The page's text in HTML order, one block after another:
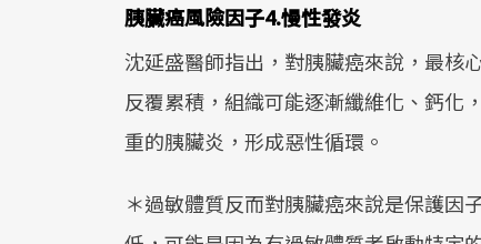
胰臟癌風險因子4.慢性發炎
沈延盛醫師指出，對胰臟癌來說，最核
反覆累積，組織可能逐漸纖維化、鈣化
重的胰臟炎，形成惡性循環。
＊過敏體質反而對胰臟癌來說是保護因